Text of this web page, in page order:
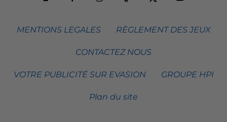
MENTIONS LEGALES RÈGLEMENT DES JEUX
CONTACTEZ NOUS
VOTRE PUBLICITÉ SUR EVASION GROUPE HPI
Plan du site